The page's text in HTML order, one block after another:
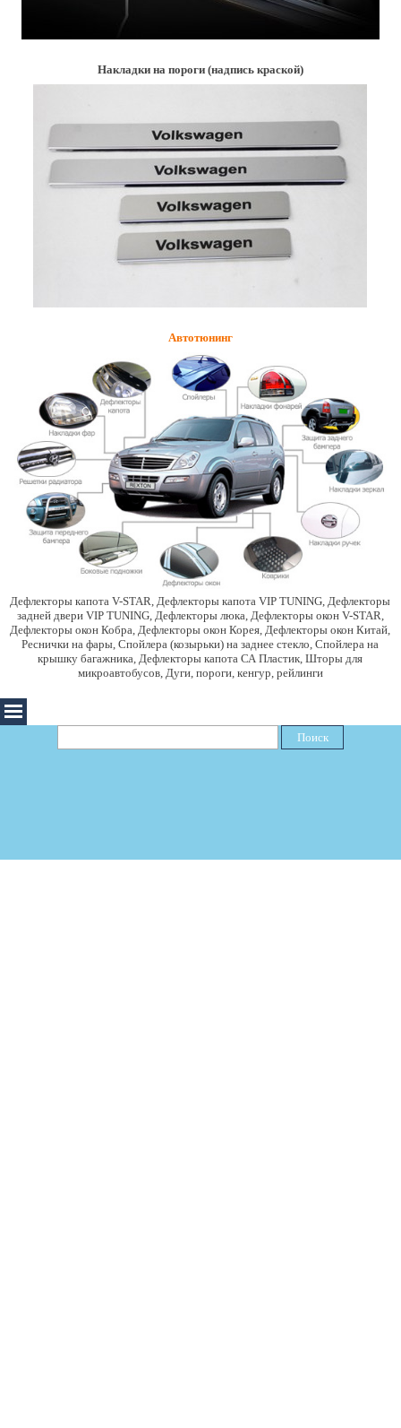
Накладки на пороги (надпись краской)
Автотюнинг
Дефлекторы капота V-STAR, Дефлекторы капота VIP TUNING, Дефлекторы
задней двери VIP TUNING, Дефлекторы люка, Дефлекторы окон V-STAR,
Дефлекторы окон Кобра, Дефлекторы окон Корея, Дефлекторы окон Китай,
Реснички на фары, Спойлера (козырьки) на заднее стекло, Спойлера на
крышку багажника, Дефлекторы капота СА Пластик, Шторы для
микроавтобусов, Дуги, пороги, кенгур, рейлинги
Поиск